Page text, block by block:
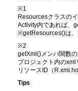
※1
Resourcesクラスのイ
Activity内であれば、
※getResources()は
※2
getXml()メンバ関数
プロジェクト内の
リソースID（
Tips